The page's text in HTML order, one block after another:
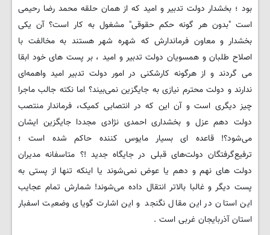
بود ؛ بخشدار دولت تدبیر و امید که از همان حلقه محمد رضا رحیمی
است "بدون هر گونه حکم حقوقی" مشغول به کار است؟ آن یکی
بخشدار و معاون فرماندارش که شهره شهر هستند به مخالفت با
اصلاح طلبان و همسویان دولت تدبیر و امید ، بر پست های خود ابقا
می گردند و از هرگونه‌ کارشکنی در امور دولت تدبیر امید واهمه‌ای
ندارند و دولت محترم نیازی به جایگزین نمی‌بیند؟ اما نکته جالب ماجرا
چیز دیگری است و آن این که در انتصابی کمیک، فرماندار منتصب
دولت دهم عزل و بخشداری احمدی نژادی مجددا جایگزین ایشان
می‌شود؟! قاعده ای بسیار مایوس کننده حاکم شده است ؛
ترفیع‌گرفتگان دولت‌های قبلی در جایگاه جدید !؟ متاسفانه مدیران
دولت های نهم و دهم یا عوض نمی‌شوند یا اینکه تنها از پستی به
پست دیگر و غالبا بالاتر انتقال داده می‌شوند! شمارش تمام عجایب
این استان در این مقال نگنجد و این اشارت گویای وضعیت اسفبار
استان آذربایجان غربی است .